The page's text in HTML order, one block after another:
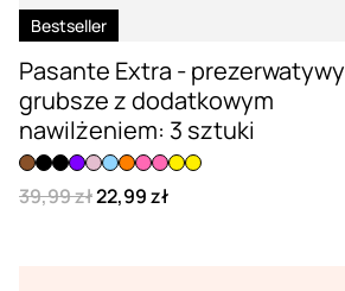
Bestseller
Pasante Extra - prezerwatywy
grubsze z dodatkowym
nawilżeniem: 3 sztuki
39,99 zł22,99 zł